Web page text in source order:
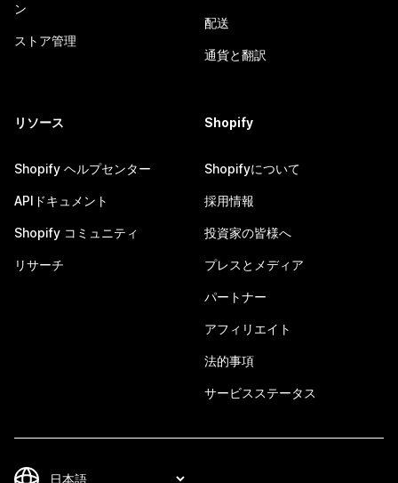
ン
ストア管理
配送
通貨と翻訳
リソース
Shopify ヘルプセンター
APIドキュメント
Shopify コミュニティ
リサーチ
Shopify
Shopifyについて
採用情報
投資家の皆様へ
プレスとメディア
パートナー
アフィリエイト
法的事項
サービスステータス